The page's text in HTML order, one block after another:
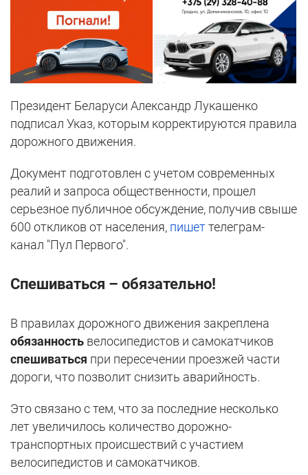
Президент Беларуси Александр Лукашенко
подписал Указ, которым корректируются правила
дорожного движения.
Документ подготовлен с учетом современных
реалий и запроса общественности, прошел
серьезное публичное обсуждение, получив свыше
600 откликов от населения, пишеттелеграм-
канал "Пул Первого".
Спешиваться – обязательно!
В правилах дорожного движения закреплена
обязанность велосипедистов и самокатчиков
спешиваться при пересечении проезжей части
дороги, что позволит снизить аварийность.
Это связано с тем, что за последние несколько
лет увеличилось количество дорожно-
транспортных происшествий с участием
велосипедистов и самокатчиков.